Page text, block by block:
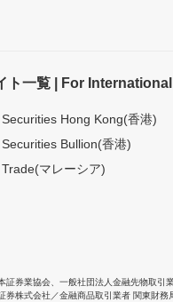
ト一覧 | For International
Hong Kong(香港)
Bullion(香港)
マレーシア)
証券業協会、 一般社団法人金融先物取引
券株式会社／金融商品取引業者 関東財